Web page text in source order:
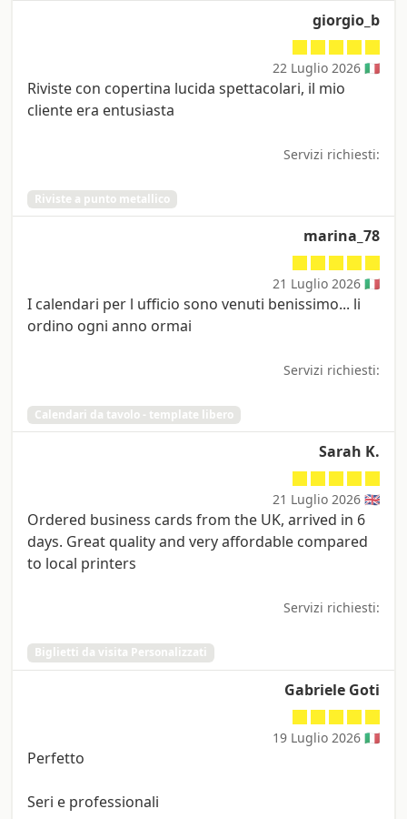
giorgio_b
22 Luglio 2026 🇮🇹
Riviste con copertina lucida spettacolari, il mio
cliente era entusiasta
Servizi richiesti:
Riviste a punto metallico
marina_78
21 Luglio 2026 🇮🇹
I calendari per l ufficio sono venuti benissimo... li
ordino ogni anno ormai
Servizi richiesti:
Calendari da tavolo - template libero
Sarah K.
21 Luglio 2026 🇬🇧
Ordered business cards from the UK, arrived in 6
days. Great quality and very affordable compared
to local printers
Servizi richiesti:
Biglietti da visita Personalizzati
Gabriele Goti
19 Luglio 2026 🇮🇹
Perfetto
Seri e professionali